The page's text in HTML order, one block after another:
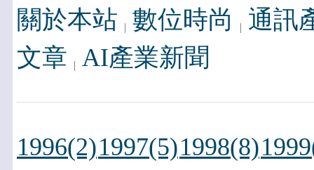
關於本站 數位時尚
通訊
文章 AI產業新聞
1996(2)1997(5)1998(8)